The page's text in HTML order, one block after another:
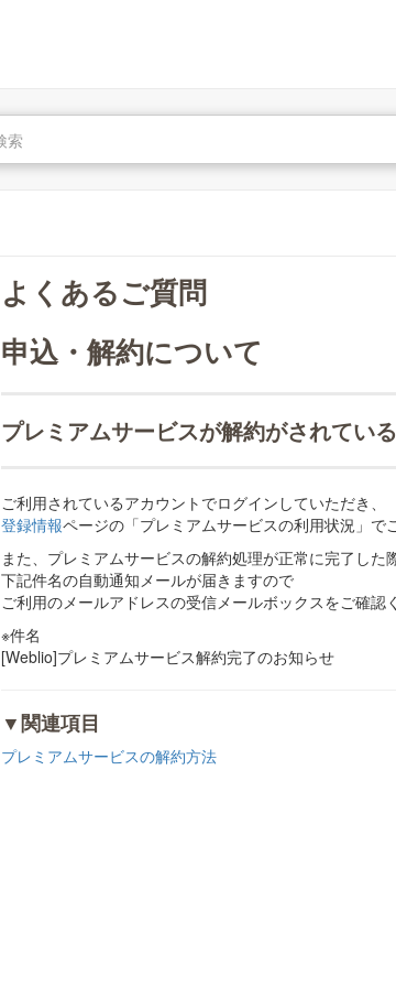
よくあるご質問
申込・解約について
プレミアムサービスが解約がされてい
ご利用されているアカウントでログインしていただき、
登録情報ページの「プレミアムサービスの利用状況」で
また、プレミアムサービスの解約処理が正常に完了した
下記件名の自動通知メールが届きますので
ご利用のメールアドレスの受信メールボックスをご確認
※件名
[Weblio]プレミアムサービス解約完了のお知らせ
▼関連項目
プレミアムサービスの解約方法